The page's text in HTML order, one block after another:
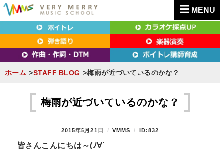
MENU
東京（新宿・八王子）・横浜・名古屋・京都で
「本気」になれるボイトレ教室｜VERY MERRY
MUSIC SCHOOL（ベリーメリー）
東京（新宿・八王子）・横浜・名古屋・京都で「本気」になれるボイトレ教室｜
VERY MERRY MUSIC SCHOOL（ベリーメリー）
ホーム STAFF BLOG 梅雨が近づいているのかな？
梅雨が近づいているのかな？
P
2015年5月21日
B
VMMS ID:832
皆さんこんにちは～(ﾉ∀`